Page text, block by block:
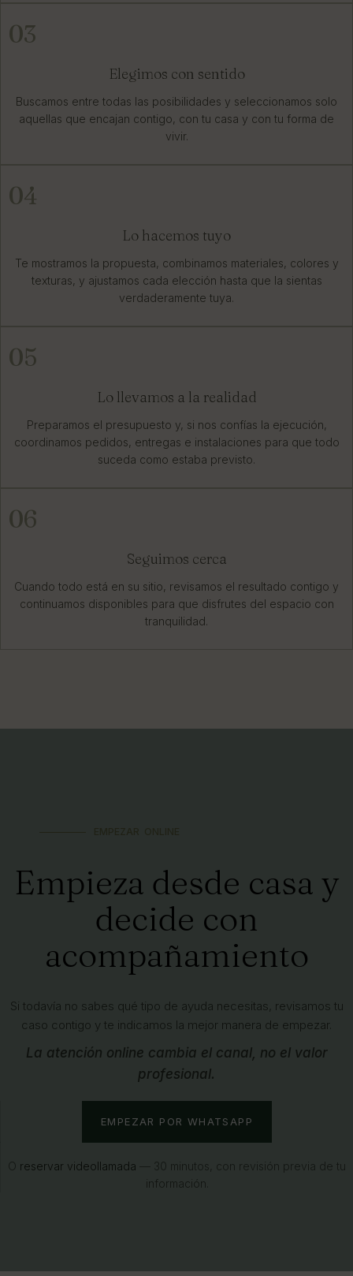
03
Elegimos con sentido
Buscamos entre todas las posibilidades y seleccionamos solo
aquellas que encajan contigo, con tu casa y con tu forma de
vivir.
04
Lo hacemos tuyo
Te mostramos la propuesta, combinamos materiales, colores y
texturas, y ajustamos cada elección hasta que la sientas
verdaderamente tuya.
05
Lo llevamos a la realidad
Preparamos el presupuesto y, si nos confías la ejecución,
coordinamos pedidos, entregas e instalaciones para que todo
suceda como estaba previsto.
06
Seguimos cerca
Cuando todo está en su sitio, revisamos el resultado contigo y
continuamos disponibles para que disfrutes del espacio con
tranquilidad.
Empieza desde casa y
decide con
acompañamiento
Si todavía no sabes qué tipo de ayuda necesitas, revisamos tu
caso contigo y te indicamos la mejor manera de empezar.
La atención online cambia el canal, no el valor
profesional.
EMPEZAR POR WHATSAPP
O reservar videollamada — 30 minutos, con revisión previa de tu
información.